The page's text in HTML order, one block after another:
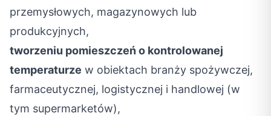
przemysłowych, magazynowych lub
produkcyjnych,
tworzeniu pomieszczeń o kontrolowanej
temperaturze w obiektach branży spożywczej,
farmaceutycznej, logistycznej i handlowej (w
tym supermarketów),